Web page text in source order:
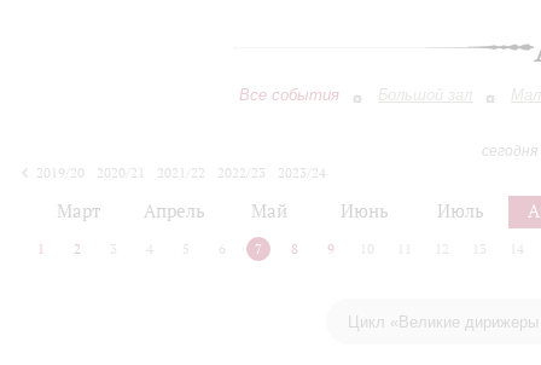
Все события Большой зал
2019/20
2020/21 2021/22 2022/23
2023/24
Март Апрель Май Июнь Июль
1 2 3 4 5 6 7 8 9 10 12 13 14
Цикл «Великие